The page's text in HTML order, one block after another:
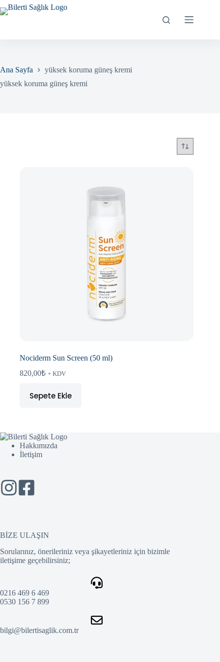
Skip
to
Ana Sayfa
yüksek koruma güneş kremi
yüksek koruma güneş kremi
Nociderm Sun Screen (50 ml)
820,00₺ + KDV
Sepete Ekle
Hakkımızda
İletişim
BİZE ULAŞIN
Sorularınız, önerileriniz veya şikayetleriniz için bizimle
iletişime geçebilirsiniz;
0216 469 6 469
0530 156 7 899
bilgi@bilertisaglik.com.tr